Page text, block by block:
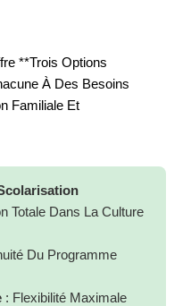
**trois Options
À Des Besoins
Familiale Et
Totale Dans La Culture
Du Programme
: Flexibilité Maximale